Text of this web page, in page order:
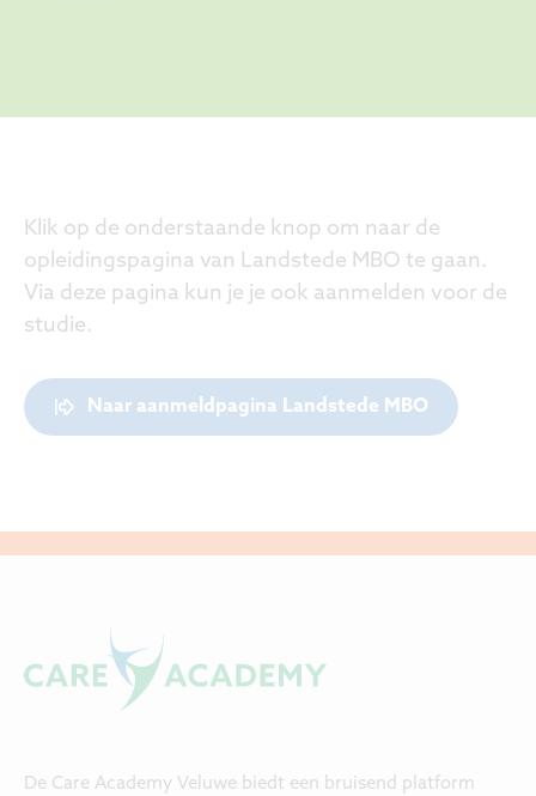
Klik op de onderstaande knop om naar de
opleidingspagina van Landstede MBO te gaan.
Via deze pagina kun je je ook aanmelden voor de
studie.
Naar aanmeldpagina Landstede MBO
De Care Academy Veluwe biedt een bruisend platform